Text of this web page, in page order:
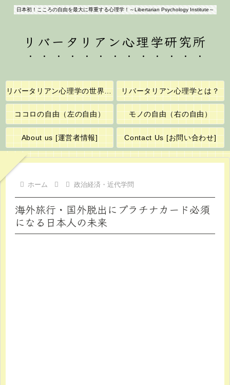
日本初！こころの自由を最大に尊重する心理学！～Libertarian Psychology Institute～
リバータリアン心理学研究所
リバータリアン心理学の世界へようこそ！ リバータリアン心理学とは？
ココロの自由（左の自由） モノの自由（右の自由）
About us [運営者情報] Contact Us [お問い合わせ]
ホーム 政治経済・近代学問
海外旅行・国外脱出にプラチナカード必須
になる日本人の未来